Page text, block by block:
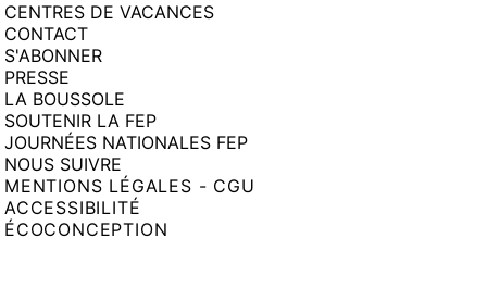
CENTRES DE VACANCES
CONTACT
S'ABONNER
PRESSE
LA BOUSSOLE
SOUTENIR LA FEP
JOURNÉES NATIONALES FEP
NOUS SUIVRE
MENTIONS LÉGALES - CGU
ACCESSIBILITÉ
ÉCOCONCEPTION